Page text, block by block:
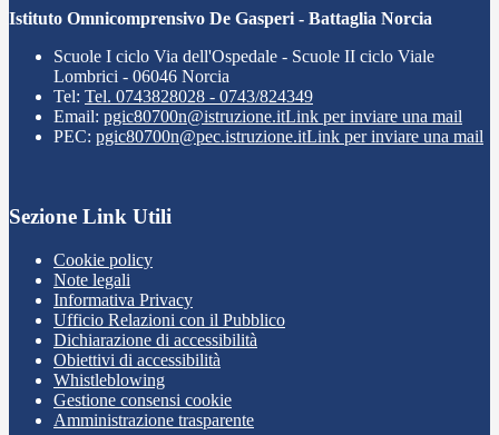
Istituto Omnicomprensivo De Gasperi - Battaglia Norcia
Scuole I ciclo Via dell'Ospedale - Scuole II ciclo Viale
Lombrici - 06046 Norcia
Tel: Tel. 0743828028 - 0743/824349
Email: pgic80700n@istruzione.itLink per inviare una mail
PEC: pgic80700n@pec.istruzione.itLink per inviare una mail
Sezione Link Utili
Cookie policy
Note legali
Informativa Privacy
Ufficio Relazioni con il Pubblico
Dichiarazione di accessibilità
Obiettivi di accessibilità
Whistleblowing
Gestione consensi cookie
Amministrazione trasparente